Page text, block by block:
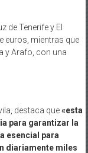
de Tenerife y El
euros, mientras que
y Arafo, con una
destaca que«esta
para garantizar la
esencial para
diariamente miles